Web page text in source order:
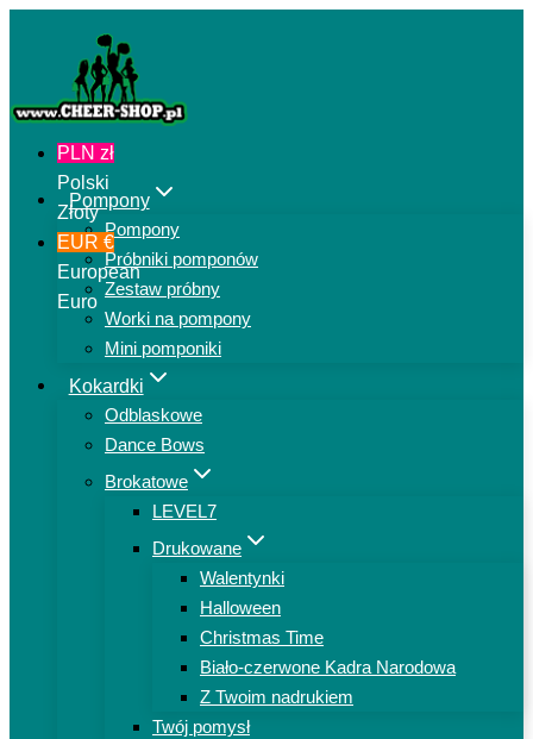
Pompony
Pompony
Próbniki pomponów
Zestaw próbny
Worki na pompony
Mini pomponiki
Kokardki
Odblaskowe
Dance Bows
Brokatowe
LEVEL7
Drukowane
Walentynki
Halloween
Christmas Time
Biało-czerwone Kadra Narodowa
Z Twoim nadrukiem
Twój pomysł
PLN zł
Polski
Złoty
EUR €
European
Euro